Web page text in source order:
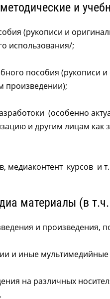
и
(рукописи и
использования/;
пособия (рукописи
произведении);
(особенно
и другим лицам как
медиаконтент курсов и
материалы (в
и
и иные
на различных